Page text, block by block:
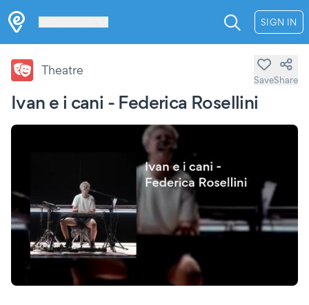
SIGN IN
Ivan e i cani - Federica Rosellini
Theatre
SaveShare